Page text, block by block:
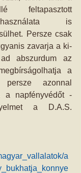
feltapasztott
is
Persze csak
zavarja a ki-
abszurdum az
a
azonnal
a napfényvédőt -
a D.A.S.
a